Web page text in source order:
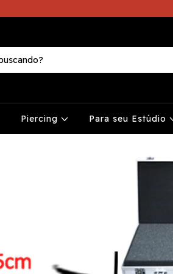
Piercing Para seu Estúdio